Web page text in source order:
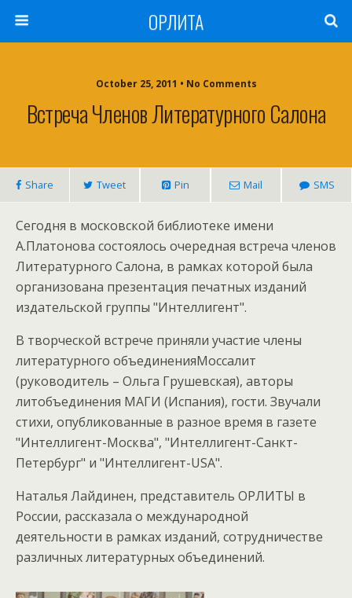
ОРЛИТА
October 25, 2011 • No Comments
Встреча Членов Литературного Салона
Share Tweet Pin Mail SMS
Сегодня в московской библиотеке имени
А.Платонова состоялось очередная встреча членов
Литературного Салона, в рамках которой была
организована презентация печатных изданий
издательской группы "Интеллигент".
В творческой встрече приняли участие члены
литературного объединенияМоссалит
(руководитель – Ольга Грушевская), авторы
литобъединения МАГИ (Испания), гости. Звучали
стихи, опубликованные в разное время в газете
"Интеллигент-Москва", "Интеллигент-Санкт-
Петербург" и "Интеллигент-USA".
Наталья Лайдинен, представитель ОРЛИТЫ в
России, рассказала о международной
деятельности в рамках изданий, сотрудничестве
различных литературных объединений.